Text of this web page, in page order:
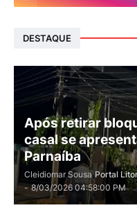
DESTAQUE
Após retirar
casal se
Parnaíba
Cleidiomar Sousa Portal
- 8/03/2026 04:58:00 PM